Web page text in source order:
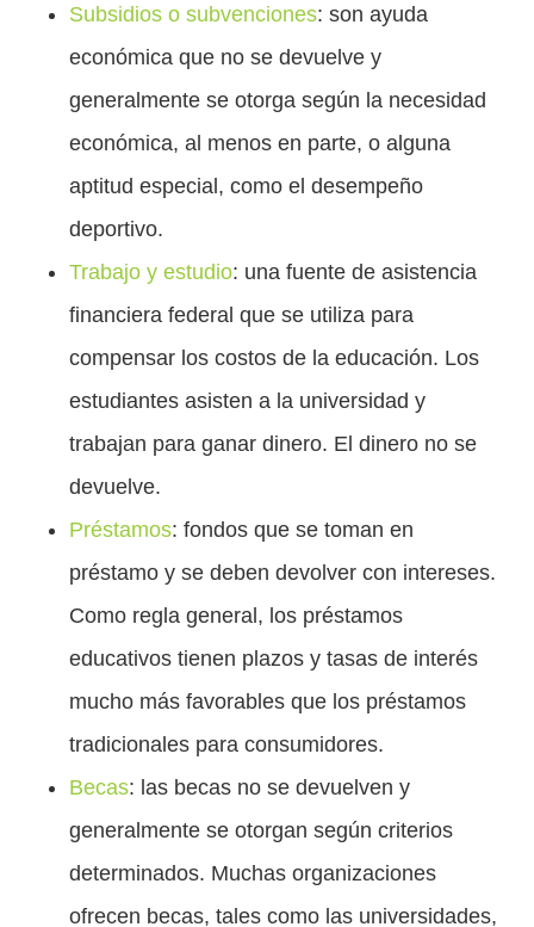
Subsidios o subvenciones: son ayuda
económica que no se devuelve y
generalmente se otorga según la necesidad
económica, al menos en parte, o alguna
aptitud especial, como el desempeño
deportivo.
Trabajo y estudio: una fuente de asistencia
financiera federal que se utiliza para
compensar los costos de la educación. Los
estudiantes asisten a la universidad y
trabajan para ganar dinero. El dinero no se
devuelve.
Préstamos: fondos que se toman en
préstamo y se deben devolver con intereses.
Como regla general, los préstamos
educativos tienen plazos y tasas de interés
mucho más favorables que los préstamos
tradicionales para consumidores.
Becas: las becas no se devuelven y
generalmente se otorgan según criterios
determinados. Muchas organizaciones
ofrecen becas, tales como las universidades,